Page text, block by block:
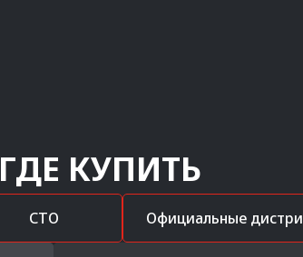
ГДЕ КУПИТЬ
СТО Официальные